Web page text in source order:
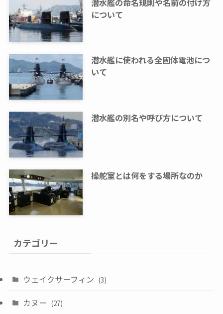
について
潜水艦に使われる全固体電池につ
いて
潜水艦の別名や呼び方について
操舵室とは何をする場所なのか
カテゴリー
ウェイクサーフィン (3)
カヌー (27)